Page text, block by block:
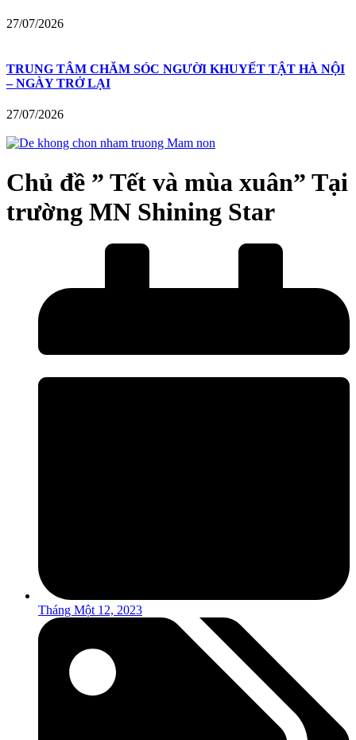
27/07/2026
TRUNG TÂM CHĂM SÓC NGƯỜI KHUYẾT TẬT HÀ NỘI
– NGÀY TRỞ LẠI
27/07/2026
Chủ đề ” Tết và mùa xuân” Tại
trường MN Shining Star
Tháng Một 12, 2023